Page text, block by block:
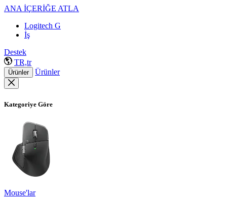
ANA İÇERİĞE ATLA
Logitech G
İş
Destek
TR,tr
Ürünler Ürünler
Kategoriye Göre
Mouse'lar